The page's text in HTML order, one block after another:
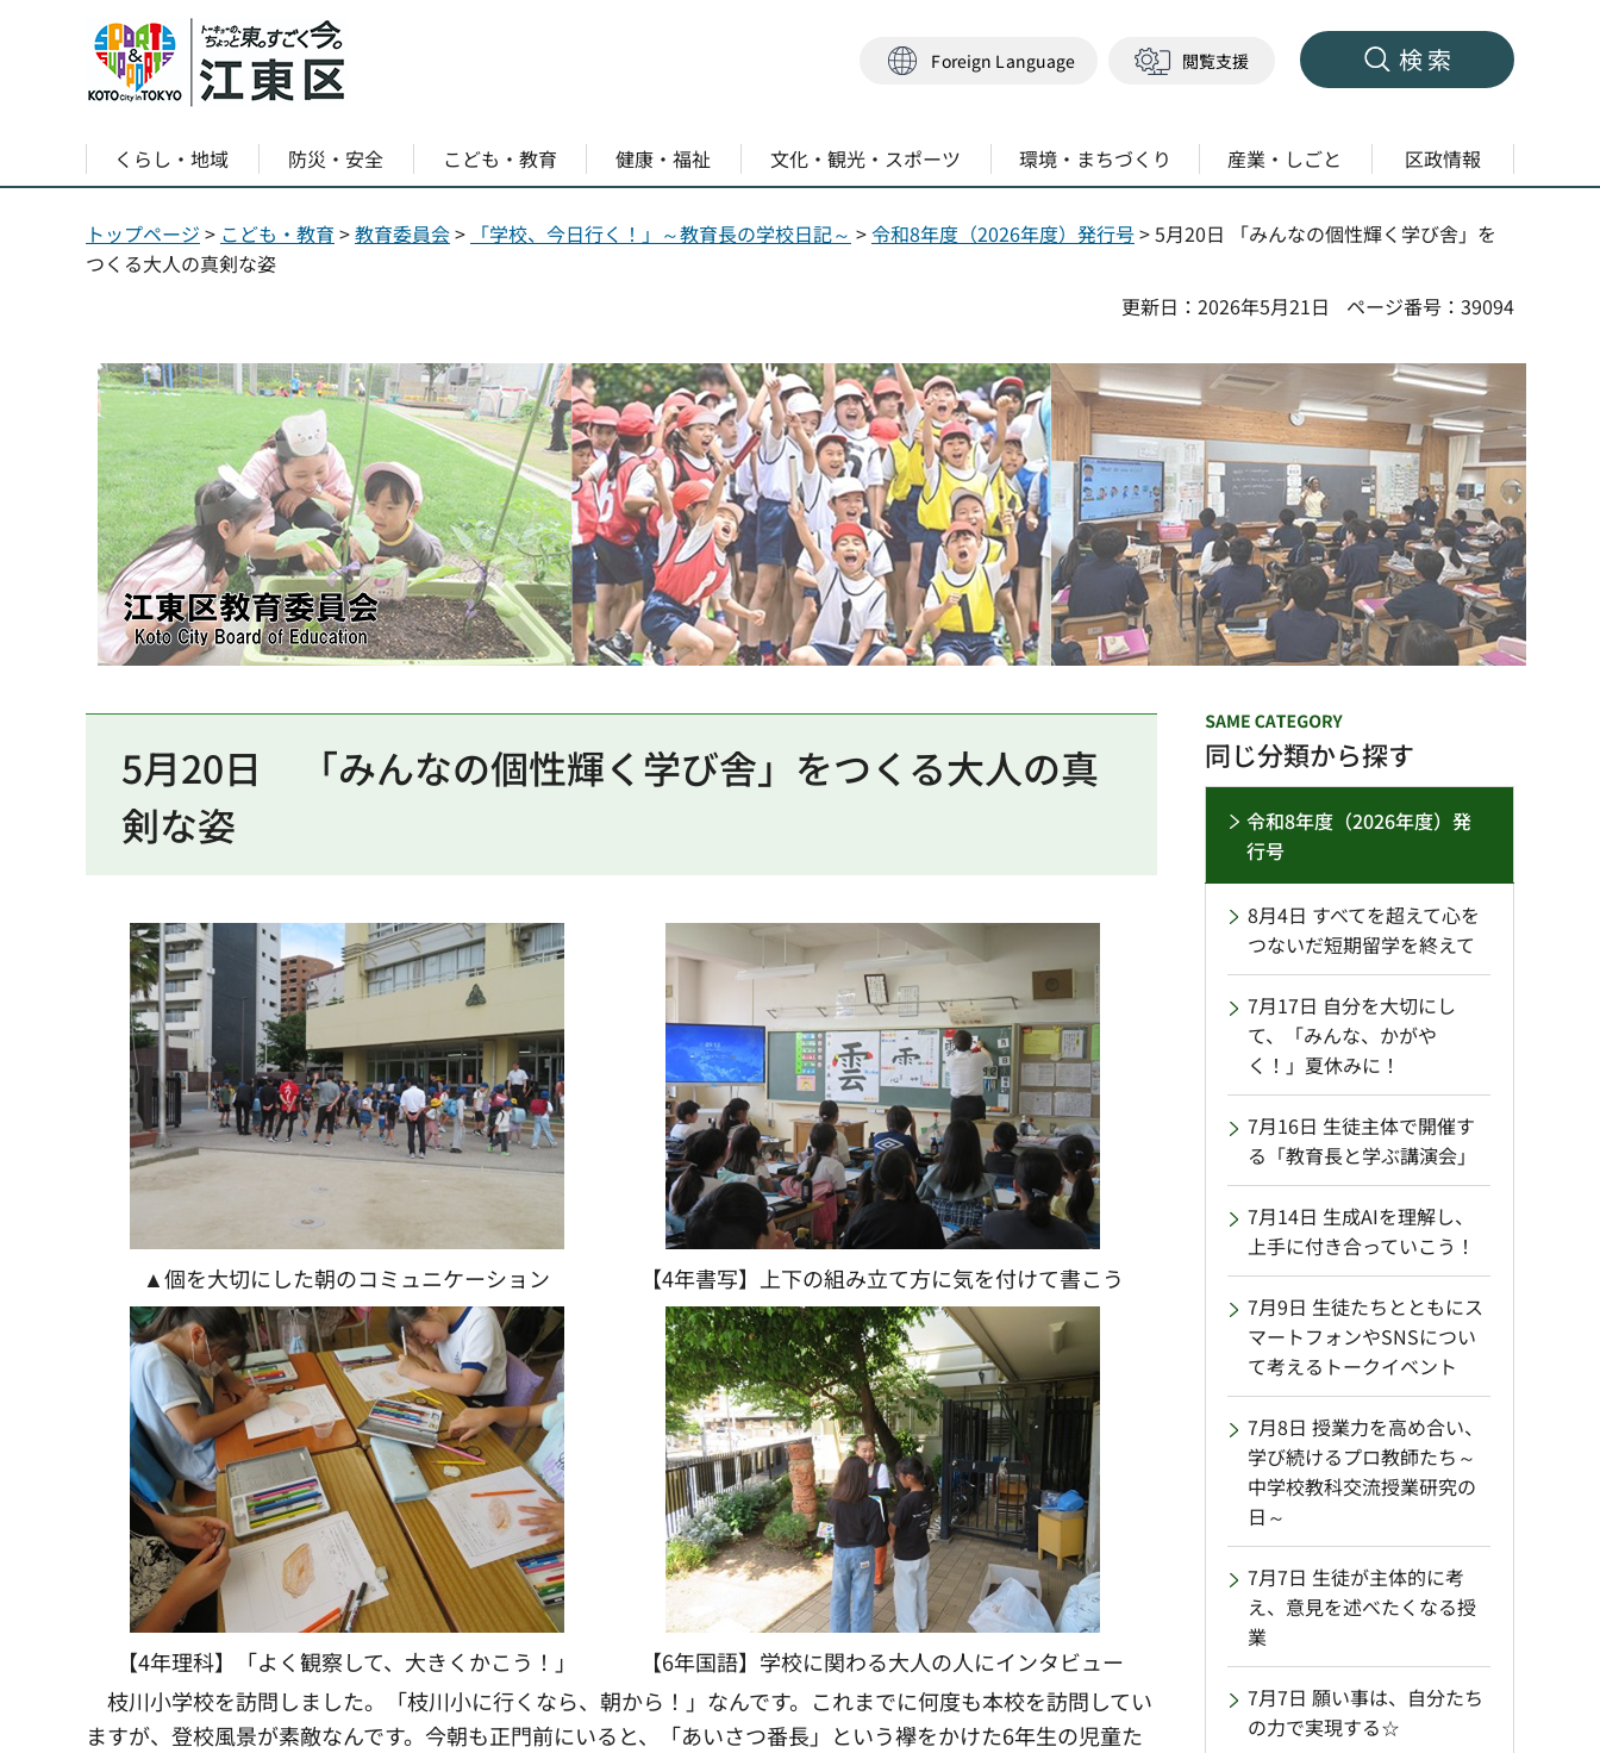
Foreign Language 閲覧支援 検索
くらし・地域 防災・安全 こども・教育 健康・福祉 文化・観光・スポーツ 環境・まちづくり 産業・しごと 区政情報
トップページ > こども・教育 >教育委員会> 「学校、今日行く！」～教育長の学校日記～ >令和8年度（2026年度）発行号> 5月20日 「みんなの個性輝く学び舎」を
つくる大人の真剣な姿
更新日：2026年5月21日
ページ番号：39094
江東区教育委員会
5月20日 「みんなの個性輝く学び舎」をつくる大人の真
剣な姿
▲個を大切にした朝のコミュニケーション 【4年書写】上下の組み立て方に気を付けて書こう
【4年理科】「よく観察して、大きくかこう！」
【6年国語】学校に関わる大人の人にインタビュー
枝川小学校を訪問しました。
「枝川小に行くなら、朝から！」なんです。これまでに何度も本校を訪問してい
ますが、登校風景が素敵なんです。今朝も正門前にいると、「あいさつ番長」という襷をかけた6年生の児童た
同じ分類から探す
令和8年度（2026年度）発
行号
8月4日 すべてを超えて心を
つないだ短期留学を終えて
7月17日 自分を大切にし
て、「みんな、かがや
く！」夏休みに！
7月16日 生徒主体で開催す
る「教育長と学ぶ講演会」
7月14日 生成AIを理解し、
上手に付き合っていこう！
7月9日 生徒たちとともにス
マートフォンやSNSについ
て考えるトークイベント
7月8日 授業力を高め合い、
学び続けるプロ教師たち～
中学校教科交流授業研究の
日～
7月7日 生徒が主体的に考
え、意見を述べたくなる授
業
7月7日 願い事は、自分たち
の力で実現する☆